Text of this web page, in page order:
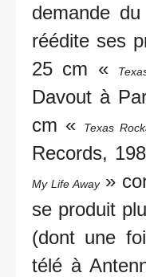
demande
réédite ses
25 cm «
Davout à
cm «
Texas
Records,
My Life Away »
se produit
(dont une
télé à